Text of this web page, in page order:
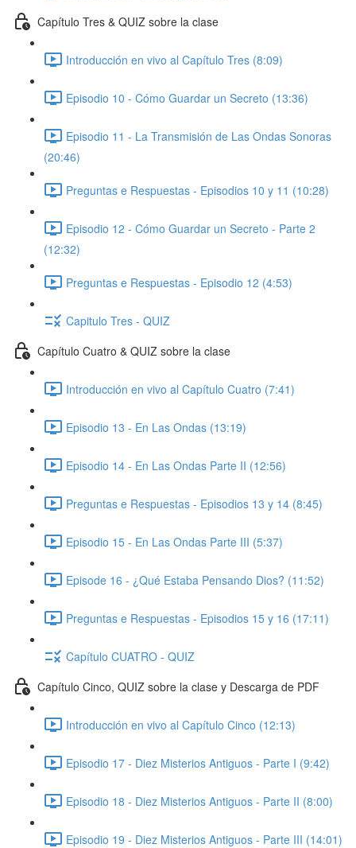
Capítulo Tres & QUIZ sobre la clase
Introducción en vivo al Capítulo Tres (8:09)
Episodio 10 - Cómo Guardar un Secreto (13:36)
Episodio 11 - La Transmisión de Las Ondas Sonoras
(20:46)
Preguntas e Respuestas - Episodios 10 y 11 (10:28)
Episodio 12 - Cómo Guardar un Secreto - Parte 2
(12:32)
Preguntas e Respuestas - Episodio 12 (4:53)
Capitulo Tres - QUIZ
Capítulo Cuatro & QUIZ sobre la clase
Introducción en vivo al Capítulo Cuatro (7:41)
Episodio 13 - En Las Ondas (13:19)
Episodio 14 - En Las Ondas Parte II (12:56)
Preguntas e Respuestas - Episodios 13 y 14 (8:45)
Episodio 15 - En Las Ondas Parte III (5:37)
Episode 16 - ¿Qué Estaba Pensando Dios? (11:52)
Preguntas e Respuestas - Episodios 15 y 16 (17:11)
Capítulo CUATRO - QUIZ
Capítulo Cinco, QUIZ sobre la clase y Descarga de PDF
Introducción en vivo al Capítulo Cinco (12:13)
Episodio 17 - Diez Misterios Antiguos - Parte I (9:42)
Episodio 18 - Diez Misterios Antiguos - Parte II (8:00)
Episodio 19 - Diez Misterios Antiguos - Parte III (14:01)